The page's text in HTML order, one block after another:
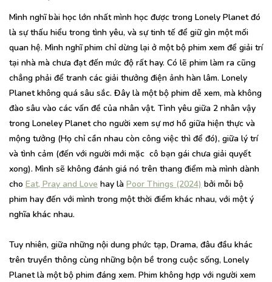
Mình nghĩ bài học lớn nhất mình học được trong Lonely Planet đó
là sự thấu hiểu trong tình yêu, và sự tinh tế để giữ gìn một mối
quan hệ. Mình nghĩ phim chỉ dừng lại ở một bộ phim xem để giải trí
tại nhà mà chưa đạt đến mức độ rất hay. Có lẽ phim làm ra cũng
chẳng phải để tranh các giải thưởng điện ảnh hàn lâm. Lonely
Planet không quá sâu sắc. Đây là một bộ phim dễ xem, mà không
đào sâu vào các vấn đề của nhân vật. Tình yêu giữa 2 nhân vậy
trong Loneley Planet cho người xem sự mơ hồ giữa hiện thực và
mộng tưởng (Họ chỉ cần nhau còn công việc thì để đó), giữa lý trí
và tình cảm (đến với người mới mặc cô bạn gái chưa giải quyết
xong). Mình sẽ không đánh giá nó trên thang điểm mà mình dành
cho Eat, Pray and Love hay là Poor Things (2024) bởi mỗi bộ
phim hay đến với mình trong một thời điểm khác nhau, với một ý
nghĩa khác nhau.
Tuy nhiên, giữa những nội dung phức tạp, Drama, đâu đầu khác
trên truyền thông cùng những bộn bề trong cuộc sống, Lonely
Planet là một bộ phim đáng xem. Phim không hợp với người xem